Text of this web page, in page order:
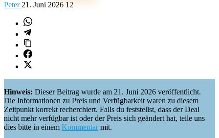
Peter 21. Juni 2026 12
Hinweis: Dieser Beitrag wurde am 21. Juni 2026 veröffentlicht.
Die Informationen zu Preis und Verfügbarkeit waren zu diesem
Zeitpunkt korrekt recherchiert. Falls du feststellst, dass der Deal
nicht mehr verfügbar ist oder der Preis sich geändert hat, teile uns
dies bitte in einem Kommentarmit.